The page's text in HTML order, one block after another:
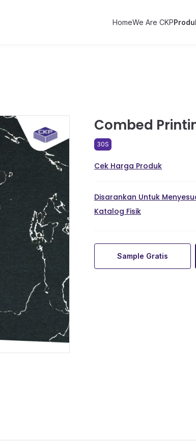
HomeWe Are CKP
Combed
30S
Cek Harga Produk
Disarankan Untuk
Katalog Fisik
Sample Gratis